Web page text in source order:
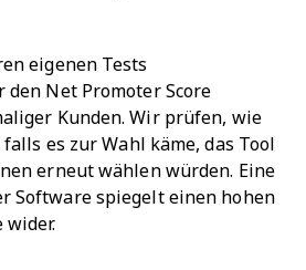
eigenen Tests
den Net Promoter Score
Kunden. Wir prüfen, wie
es zur Wahl käme, das Tool
erneut wählen würden. Eine
Software spiegelt einen hohen
wider.